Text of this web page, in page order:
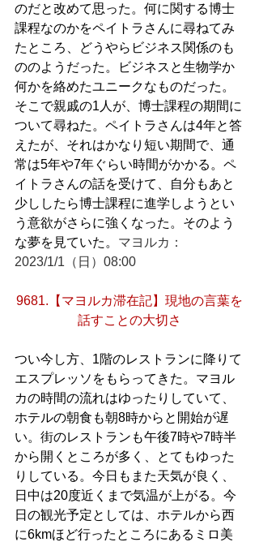
のだと改めて思った。何に関する博士
課程なのかをペイトラさんに尋ねてみ
たところ、どうやらビジネス関係のも
ののようだった。ビジネスと生物学か
何かを絡めたユニークなものだった。
そこで親戚の1人が、博士課程の期間に
ついて尋ねた。ペイトラさんは4年と答
えたが、それはかなり短い期間で、通
常は5年や7年ぐらい時間がかかる。ペ
イトラさんの話を受けて、自分もあと
少ししたら博士課程に進学しようとい
う意欲がさらに強くなった。そのよう
な夢を見ていた。 マヨルカ：
2023/1/1（日）08:00
9681.【マヨルカ滞在記】現地の言葉を
話すことの大切さ
つい今し方、1階のレストランに降りて
エスプレッソをもらってきた。マヨル
カの時間の流れはゆったりしていて、
ホテルの朝食も朝8時からと開始が遅
い。街のレストランも午後7時や7時半
から開くところが多く、とてもゆった
りしている。今日もまた天気が良く、
日中は20度近くまで気温が上がる。今
日の観光予定としては、ホテルから西
に6kmほど行ったところにあるミロ美